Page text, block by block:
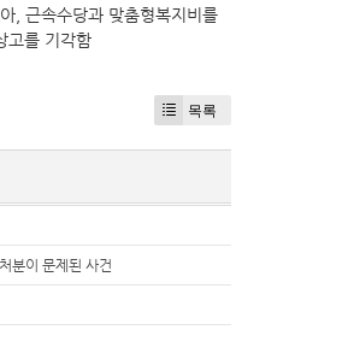
, 근속수당과 맞춤형복지비를
고를 기각함
목록
분이 문제된 사건